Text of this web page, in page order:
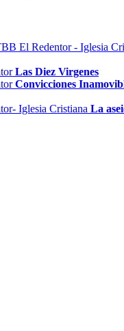
Las Diez Virgenes
Convicciones
La